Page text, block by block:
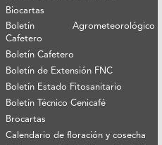
Biocartas
Boletín Agrometeorológico
Cafetero
Boletín Cafetero
Boletín de Extensión FNC
Boletín Estado Fitosanitario
Boletín Técnico Cenicafé
Brocartas
Calendario de floración y cosecha